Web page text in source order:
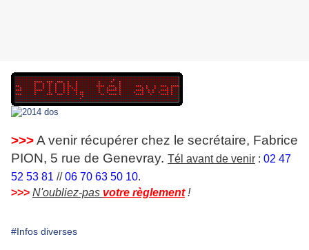
>>>A venir récupérer chez le secrétaire, Fabrice
PION, 5 rue de Genevray. Tél avant de venir : 02 47
52 53 81 //06 70 63 50 10.
>>> N'oubliez-pas votre règlement!
#Infos diverses